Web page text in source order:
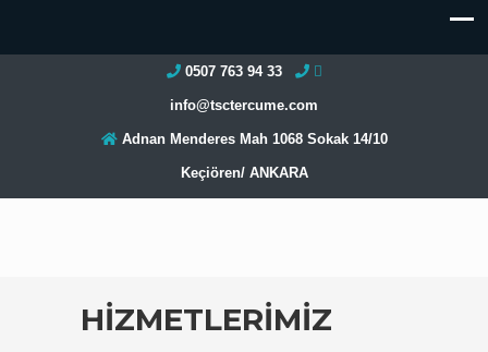
0507 763 94 33
info@tsctercume.com
Adnan Menderes Mah 1068 Sokak 14/10
Keçiören/ ANKARA
HİZMETLERİMİZ